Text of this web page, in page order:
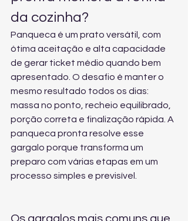
da cozinha?
Panqueca é um prato versátil, com
ótima aceitação e alta capacidade
de gerar ticket médio quando bem
apresentado. O desafio é manter o
mesmo resultado todos os dias:
massa no ponto, recheio equilibrado,
porção correta e finalização rápida. A
panqueca pronta resolve esse
gargalo porque transforma um
preparo com várias etapas em um
processo simples e previsível.
Os gargalos mais comuns que